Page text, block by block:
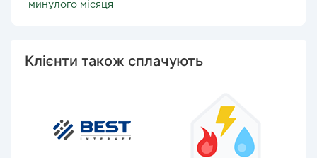
минулого місяця
Клієнти також сплачують